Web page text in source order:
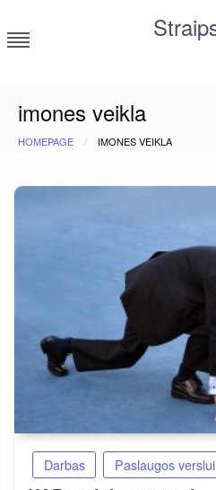
to
content
imones veikla
HOMEPAGE IMONES VEIKLA
Darbas Paslaugos verslui